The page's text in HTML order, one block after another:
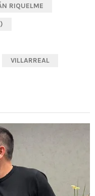
RIQUELME
VILLARREAL